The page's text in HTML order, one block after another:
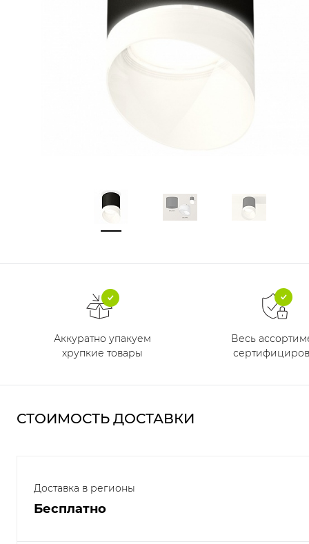
Аккуратно упакуем
хрупкие товары
Весь
СТОИМОСТЬ ДОСТАВКИ
Доставка в регионы
Бесплатно